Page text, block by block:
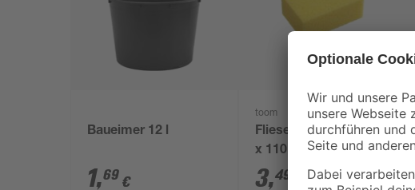
Baueimer 12 l
1,69 €
toom
Fliesenschwamm 165
x 110 x 65 mm
3,49